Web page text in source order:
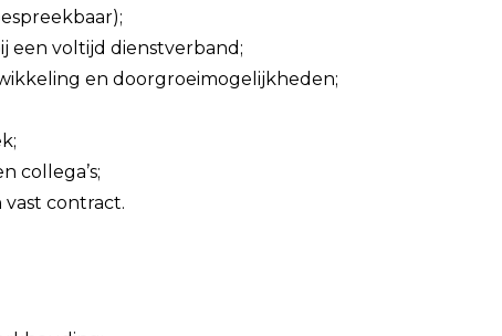
een voltijd dienstverband;
en doorgroeimogelijkheden;
collega’s;
contract.